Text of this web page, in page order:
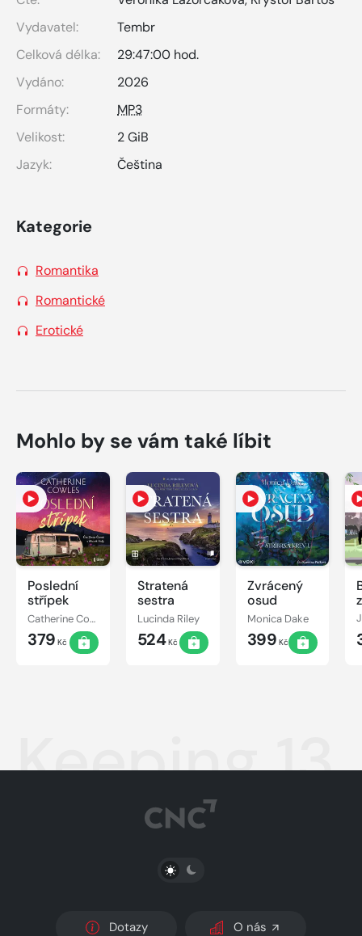
Vydavatel:
Tembr
Celková délka:
29:47:00 hod.
Vydáno:
2026
Formáty:
MP3
Velikost:
2 GiB
Jazyk:
Čeština
Kategorie
Romantika
Romantické
Erotické
Mohlo by se vám také líbit
Poslední
střípek
Catherine Cowles
379 Kč
Stratená
sestra
Lucinda Riley
524Kč
Zvrácený
osud
Monica Dake
399 Kč
Keeping 13
PŘEPNOUT SVĚTLÝ/TMAVÝ REŽIM
Dotazy O nás